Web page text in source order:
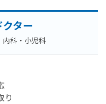
ター
内科・小児科
り